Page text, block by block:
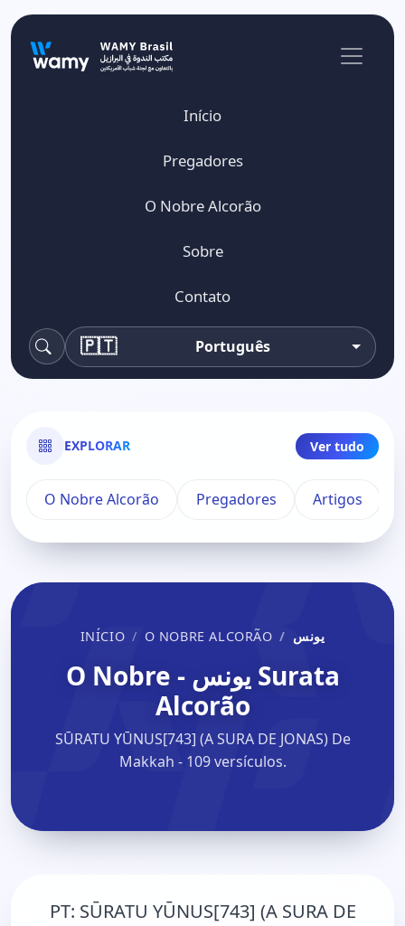
Início
Pregadores
O Nobre Alcorão
Sobre
Contato
Pesquisa
🇵🇹 Português
EXPLORAR Ver tudo
O Nobre Alcorão Pregadores Artigos
INÍCIO O NOBRE ALCORÃO يونس
Surata يونس - O Nobre
Alcorão
SŪRATU YŪNUS[743] (A SURA DE JONAS) De
Makkah - 109 versículos.
PT: SŪRATU YŪNUS[743] (A SURA DE